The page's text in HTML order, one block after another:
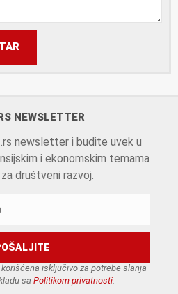
NEWSLETTER
newsletter i budite uvek u
i ekonomskim temama
društveni razvoj.
isključivo za potrebe slanja
sa Politikom privatnosti.